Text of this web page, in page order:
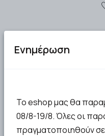
6.86€
Ενημέρωση
Το eshop μας θα
08/8-19/8. Όλες οι
πραγματοποιηθούν